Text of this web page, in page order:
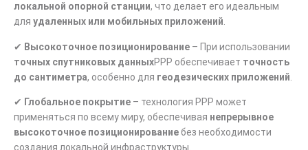
локальной опорной станции, что делает его идеальным
для удаленных или мобильных приложений
✔ Высокоточное позиционирование – При использовании
точных спутниковых данныхPPP обеспечивает точность
до сантиметра, особенно для геодезических приложений
✔ Глобальное покрытие – технология PPP может
применяться по всему миру, обеспечивая непрерывное
высокоточное позиционированиебез необходимости
создания локальной инфраструктуры.